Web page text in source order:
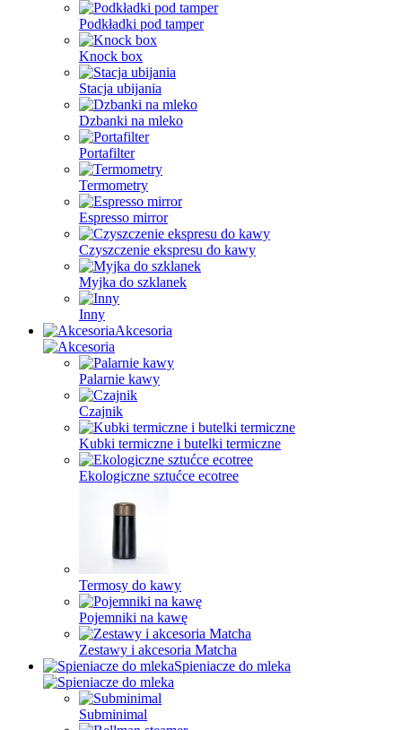
Podkładki pod tamper
Knock box
Stacja ubijania
Dzbanki na mleko
Portafilter
Termometry
Espresso mirror
Czyszczenie ekspresu do kawy
Myjka do szklanek
Inny
Akcesoria
Palarnie kawy
Czajnik
Kubki termiczne i butelki termiczne
Ekologiczne sztućce ecotree
Termosy do kawy
Pojemniki na kawę
Zestawy i akcesoria Matcha
Spieniacze do mleka
Subminimal